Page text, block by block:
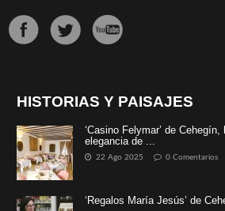
HISTORIAS Y PAISAJES
‘Casino Felymar’ de Cehegín,
elegancia de ...
22 Ago 2025 0 Comentarios
‘Regalos María Jesús’ de